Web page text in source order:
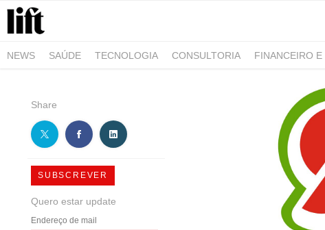
NEWS SAÚDE TECNOLOGIA CONSULTORIA FINANCEIRO
Share
SUBSCREVER
Quero estar update